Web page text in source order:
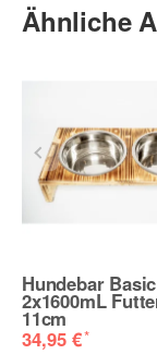
Ähnliche
Hundebar Basic
2x1600mL
11cm
34,95 €*